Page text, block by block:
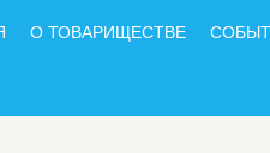
О ТОВАРИЩЕСТВЕ